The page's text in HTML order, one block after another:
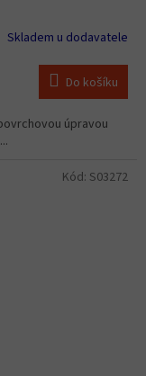
Skladem u dodavatele
Do košíku
úpravou
Kód: S03272